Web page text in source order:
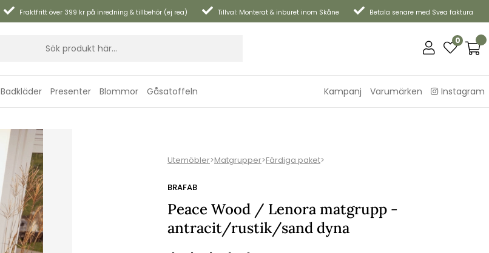
Fraktfritt över 399 kr på inredning & tillbehör (ej rea) Tillval: Monterat & inburet inom Skåne Betala senare med Svea faktura
0
Badkläder Presenter Blommor Gåsatoffeln Kampanj Varumärken Instagram
Utemöbler>Matgrupper>Färdiga paket>
BRAFAB
Peace Wood / Lenora matgrupp -
antracit/rustik/sand dyna